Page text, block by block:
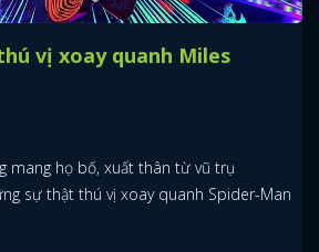
vị xoay quanh Miles
mang họ bố, xuất thân từ vũ trụ
sự thật thú vị xoay quanh Spider-Man